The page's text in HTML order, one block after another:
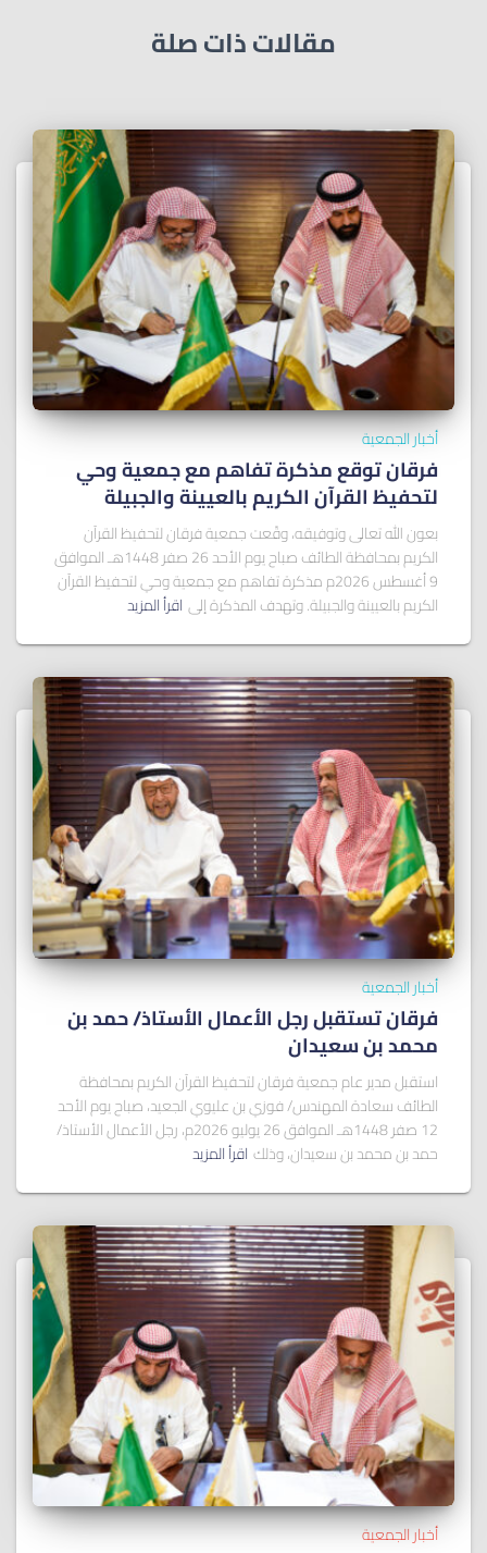
مقالات ذات صلة
أخبار الجمعية
فرقان توقع مذكرة تفاهم مع جمعية وحي
لتحفيظ القرآن الكريم بالعيينة والجبيلة
بعون الله تعالى وتوفيقه، وقّعت جمعية فرقان لتحفيظ القرآن
الكريم بمحافظة الطائف صباح يوم الأحد 26 صفر 1448هـ الموافق
9 أغسطس 2026م مذكرة تفاهم مع جمعية وحي لتحفيظ القرآن
الكريم بالعيينة والجبيلة. وتهدف المذكرة إلى اقرأ المزيد
أخبار الجمعية
فرقان تستقبل رجل الأعمال الأستاذ/ ﺣﻤﺪ ﺑﻦ
ﻣﺤﻤﺪ ﺑﻦ ﺳﻌﻴﺪان
استقبل مدير عام جمعية فرقان لتحفيظ القرآن الكريم بمحافظة
الطائف سعادة المهندس/ فوزي بن عليوي الجعيد، صباح يوم الأحد
12 صفر 1448هـ الموافق 26 يوليو 2026م، رجل الأعمال الأستاذ/
حمد بن محمد بن سعيدان، وذلك اقرأ المزيد
أخبار الجمعية